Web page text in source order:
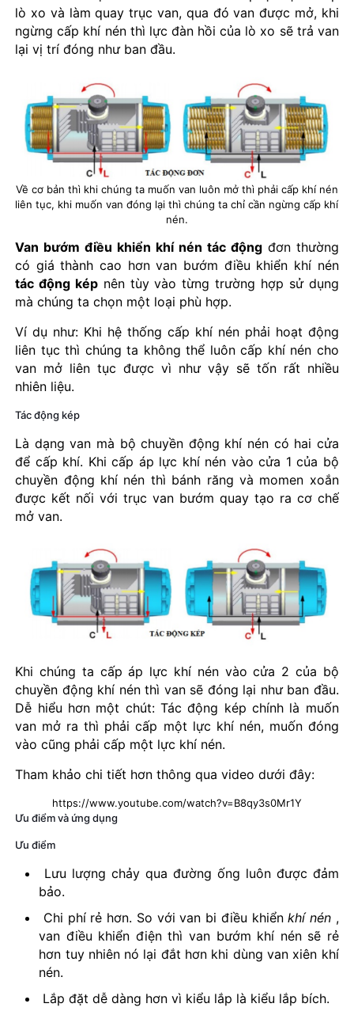
lò xo và làm quay trục van, qua đó van được mở, khi
ngừng cấp khí nén thì lực đàn hồi của lò xo sẽ trả van
lại vị trí đóng như ban đầu.
Về cơ bản thì khi chúng ta muốn van luôn mở thì phải cấp khí nén
liên tục, khi muốn van đóng lại thì chúng ta chỉ cần ngừng cấp khí
nén.
Van bướm điều khiển khí nén tác độngđơn thường
có giá thành cao hơn van bướm điều khiển khí nén
tác động képnên tùy vào từng trường hợp sử dụng
mà chúng ta chọn một loại phù hợp.
Ví dụ như: Khi hệ thống cấp khí nén phải hoạt động
liên tục thì chúng ta không thể luôn cấp khí nén cho
van mở liên tục được vì như vậy sẽ tốn rất nhiều
nhiên liệu.
Tác động kép
Là dạng van mà bộ chuyền động khí nén có hai cửa
để cấp khí. Khi cấp áp lực khí nén vào cửa 1 của bộ
chuyền động khí nén thì bánh răng và momen xoắn
được kết nối với trục van bướm quay tạo ra cơ chế
mở van.
Khi chúng ta cấp áp lực khí nén vào cửa 2 của bộ
chuyền động khí nén thì van sẽ đóng lại như ban đầu.
Dễ hiểu hơn một chút: Tác động kép chính là muốn
van mở ra thì phải cấp một lực khí nén, muốn đóng
vào cũng phải cấp một lực khí nén.
Tham khảo chi tiết hơn thông qua video dưới đây:
https://www.youtube.com/watch?v=B8qy3s0Mr1Y
Ưu điểm và ứng dụng
Ưu điểm
Lưu lượng chảy qua đường ống luôn được đảm
bảo.
Chi phí rẻ hơn. So với van bi điều khiểnkhí nén ,
van điều khiển điện thì van bướm khí nén sẽ rẻ
hơn tuy nhiên nó lại đắt hơn khi dùng van xiên khí
nén.
Lắp đặt dễ dàng hơn vì kiểu lắp là kiểu lắp bích.